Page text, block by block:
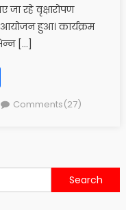
रहे वृक्षारोपण
हुआ। कार्यक्रम
[…]
Share
Comments(27)